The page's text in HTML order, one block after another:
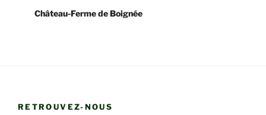
Château-Ferme de Boignée
RETROUVEZ-NOUS